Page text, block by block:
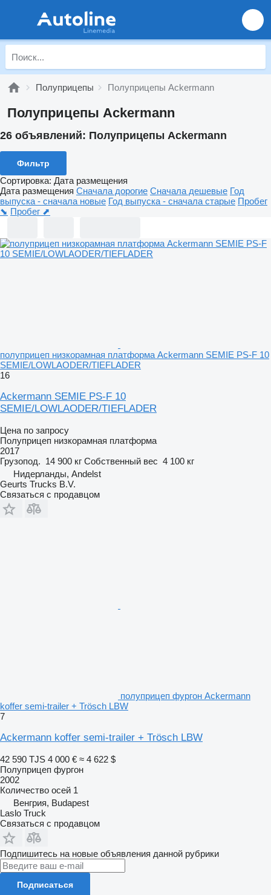
Полуприцепы Полуприцепы Ackermann
Полуприцепы Ackermann
26 объявлений: Полуприцепы Ackermann
Фильтр
Сортировка: Дата размещения
Дата размещения Сначала дорогие Сначала дешевые Год
выпуска - сначала новые Год выпуска - сначала старые Пробег
⬊ Пробег ⬈
полуприцеп низкорамная платформа Ackermann SEMIE PS-F 10
SEMIE/LOWLAODER/TIEFLADER
16
Ackermann SEMIE PS-F 10
SEMIE/LOWLAODER/TIEFLADER
Цена по запросу
Полуприцеп низкорамная платформа
2017
Грузопод. 14 900 кг Собственный вес 4 100 кг
Нидерланды, Andelst
Geurts Trucks B.V.
Связаться с продавцом
полуприцеп фургон Ackermann
koffer semi-trailer + Trösch LBW
7
Ackermann koffer semi-trailer + Trösch LBW
42 590 TJS 4 000 € ≈ 4 622 $
Полуприцеп фургон
2002
Количество осей 1
Венгрия, Budapest
Laslo Truck
Связаться с продавцом
Подпишитесь на новые объявления данной рубрики
Подписаться